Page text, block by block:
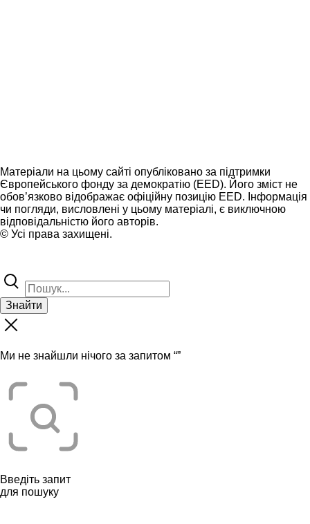
Матеріали на цьому сайті опубліковано за підтримки
Європейського фонду за демократію (EED). Його зміст не
обов’язково відображає офіційну позицію EED. Інформація
чи погляди, висловлені у цьому матеріалі, є виключною
відповідальністю його авторів.
© Усі права захищені.
Знайти
Ми не знайшли нічого за запитом “”
Введіть запит
для пошуку